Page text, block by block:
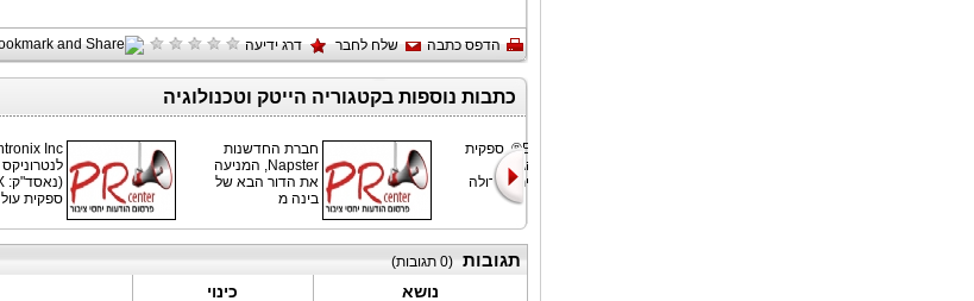
הדפס כתבה שלח לחבר דרג ידיעה
כתבות נוספות בקטגוריה הייטק וטכנולוגיה
לנטרוניקס
ספקית עול
חברת החדשנות
Napster, המניעה
את הדור הבא של
בינה מ
ExaGrid®, ספקית
אחסון הגיבוי
העצמאית הגדולה
תגובות(
0 תגובות)
נושא כינוי